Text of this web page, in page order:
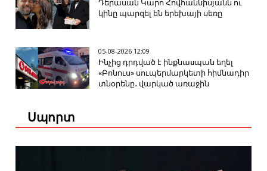
Դերասան Կարո Հովհաննիսյանն ու
կինը պարզել են երեխայի սեռը
05-08-2026 12:09
Ինչից դրդված է ինքնաuպան եղել
«Բոնուս» սուպերմարկետի հիմնադիր
տնօրենը․ վարկած առաջին
Սպորտ